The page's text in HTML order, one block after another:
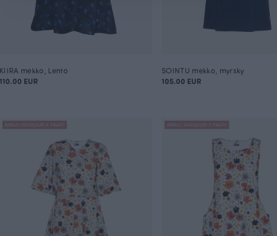
KIIRA mekko, Lento
110.00 EUR
SOINTU mekko, myrsky
105.00 EUR
ANNULI VIHERJUURI X PAAPII ANNULI VIHERJUURI X PAAPII